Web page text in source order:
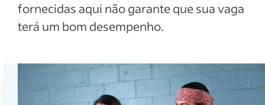
fornecidas aqui não garante que sua vaga
terá um bom desempenho.